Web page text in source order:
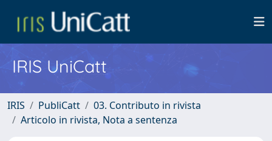
IRIS UniCatt
IRIS PubliCatt
03. Contributo in rivista
Articolo in rivista, Nota a sentenza